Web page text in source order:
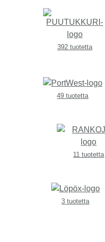
392 tuotetta
49 tuotetta
11 tuotetta
3 tuotetta